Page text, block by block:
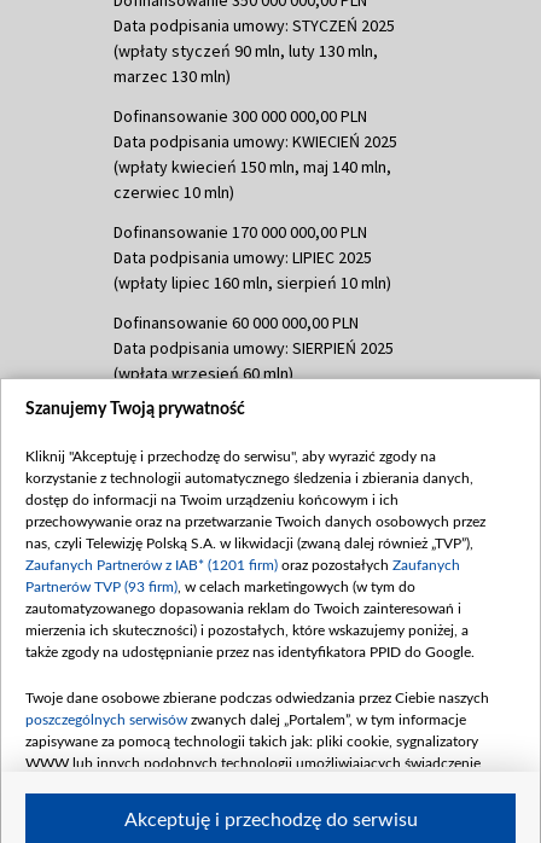
Data podpisania umowy: STYCZEŃ 2025
(wpłaty styczeń 90 mln, luty 130 mln,
marzec 130 mln)
Dofinansowanie 300 000 000,00 PLN
Data podpisania umowy: KWIECIEŃ 2025
(wpłaty kwiecień 150 mln, maj 140 mln,
czerwiec 10 mln)
Dofinansowanie 170 000 000,00 PLN
Data podpisania umowy: LIPIEC 2025
(wpłaty lipiec 160 mln, sierpień 10 mln)
Dofinansowanie 60 000 000,00 PLN
Data podpisania umowy: SIERPIEŃ 2025
(wpłata wrzesień 60 mln)
Dofinansowanie 635 783 051,21 PLN
(wpłata wrzesień 100 mln, październik 350
mln, listopad 265 mln)
Dofinansowanie 48 862 000,00 PLN
Data podpisania umowy: GRUDZIEŃ 2025
(wpłata grudzień 60,548 mln)
Dofinansowanie 900 000 000,00 PLN
Data podpisania umowy: LUTY 2026 (wpłata
kwiecień 180 mln, 7 maja 180 mln, 8
czerwca 90 mln)
Dofinansowanie 250 000 000,00 PLN
4 sierpnia 250 mln
Szanujemy Twoją prywatność
Kliknij "Akceptuję i przechodzę do serwisu", aby wyrazić zgody na
korzystanie z technologii automatycznego śledzenia i zbierania danych,
dostęp do informacji na Twoim urządzeniu końcowym i ich
przechowywanie oraz na przetwarzanie Twoich danych osobowych przez
nas, czyli Telewizję Polską S.A. w likwidacji (zwaną dalej również „TVP”),
Zaufanych Partnerów z IAB* (1201 firm) oraz pozostałych Zaufanych
Partnerów TVP (93 firm) , w celach marketingowych (w tym do
zautomatyzowanego dopasowania reklam do Twoich zainteresowań i
mierzenia ich skuteczności) i pozostałych, które wskazujemy poniżej, a
także zgody na udostępnianie przez nas identyfikatora PPID do Google.
Twoje dane osobowe zbierane podczas odwiedzania przez Ciebie naszych
poszczególnych serwisów zwanych dalej „Portalem”, w tym informacje
zapisywane za pomocą technologii takich jak: pliki cookie, sygnalizatory
WWW lub innych podobnych technologii umożliwiających świadczenie
Akceptuję i przechodzę do serwisu